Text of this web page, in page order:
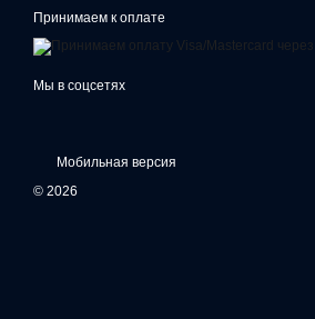
Принимаем к оплате
Мы в соцсетях
Мобильная версия
© 2026